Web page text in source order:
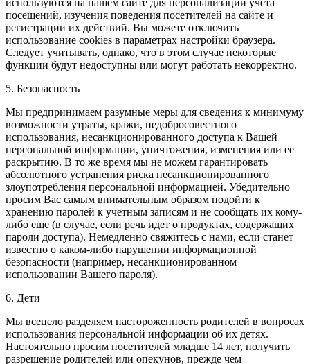
используются на нашем сайте для персонализации учета
посещений, изучения поведения посетителей на сайте и
регистрации их действий. Вы можете отключить
использование cookies в параметрах настройки браузера.
Следует учитывать, однако, что в этом случае некоторые
функции будут недоступны или могут работать некорректно.
5. Безопасность
Мы предпринимаем разумные меры для сведения к минимуму
возможности утраты, кражи, недобросовестного
использования, несанкционированного доступа к Вашей
персональной информации, уничтожения, изменения или ее
раскрытию. В то же время мы не можем гарантировать
абсолютного устранения риска несанкционированного
злоупотребления персональной информацией. Убедительно
просим Вас самым внимательным образом подойти к
хранению паролей к учетным записям и не сообщать их кому-
либо еще (в случае, если речь идет о продуктах, содержащих
пароли доступа). Немедленно свяжитесь с нами, если станет
известно о каком-либо нарушении информационной
безопасности (например, несанкционированном
использовании Вашего пароля).
6. Дети
Мы всецело разделяем настороженность родителей в вопросах
использования персональной информации об их детях.
Настоятельно просим посетителей младше 14 лет, получить
разрешение родителей или опекунов, прежде чем